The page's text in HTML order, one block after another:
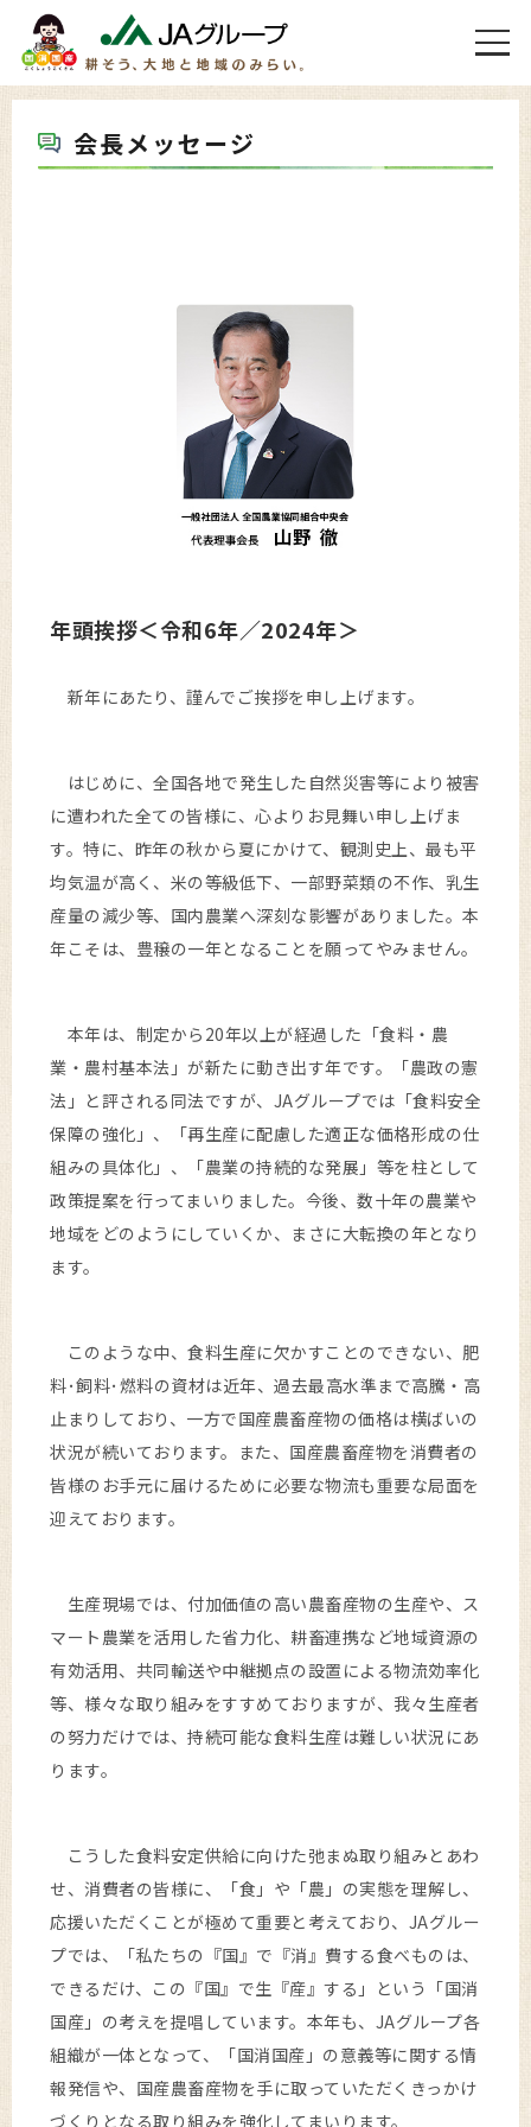
会長メッセージ
年頭挨拶＜令和6年／2024年＞
新年にあたり、謹んでご挨拶を申し上げます。
はじめに、全国各地で発生した自然災害等により被害
に遭われた全ての皆様に、心よりお見舞い申し上げま
す。特に、昨年の秋から夏にかけて、観測史上、最も平
均気温が高く、米の等級低下、一部野菜類の不作、乳生
産量の減少等、国内農業へ深刻な影響がありました。本
年こそは、豊穣の一年となることを願ってやみません。
本年は、制定から20年以上が経過した「食料・農
業・農村基本法」が新たに動き出す年です。「農政の憲
法」と評される同法ですが、JAグループでは「食料安全
保障の強化」、「再生産に配慮した適正な価格形成の仕
組みの具体化」、「農業の持続的な発展」等を柱として
政策提案を行ってまいりました。今後、数十年の農業や
地域をどのようにしていくか、まさに大転換の年となり
ます。
このような中、食料生産に欠かすことのできない、肥
料･飼料･燃料の資材は近年、過去最高水準まで高騰・高
止まりしており、一方で国産農畜産物の価格は横ばいの
状況が続いております。また、国産農畜産物を消費者の
皆様のお手元に届けるために必要な物流も重要な局面を
迎えております。
生産現場では、付加価値の高い農畜産物の生産や、ス
マート農業を活用した省力化、耕畜連携など地域資源の
有効活用、共同輸送や中継拠点の設置による物流効率化
等、様々な取り組みをすすめておりますが、我々生産者
の努力だけでは、持続可能な食料生産は難しい状況にあ
ります。
こうした食料安定供給に向けた弛まぬ取り組みとあわ
せ、消費者の皆様に、「食」や「農」の実態を理解し、
応援いただくことが極めて重要と考えており、JAグルー
プでは、「私たちの『国』で『消』費する食べものは、
できるだけ、この『国』で生『産』する」という「国消
国産」の考えを提唱しています。本年も、JAグループ各
組織が一体となって、「国消国産」の意義等に関する情
報発信や、国産農畜産物を手に取っていただくきっかけ
づくりとなる取り組みを強化してまいります。